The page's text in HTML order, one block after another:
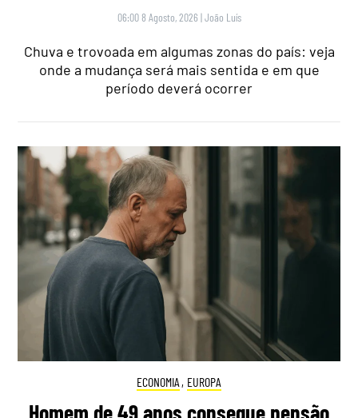
06:00 8 Agosto, 2026 |João Luís
Chuva e trovoada em algumas zonas do país: veja
onde a mudança será mais sentida e em que
período deverá ocorrer
ECONOMIA , EUROPA
Homem de 49 anos consegue pensão